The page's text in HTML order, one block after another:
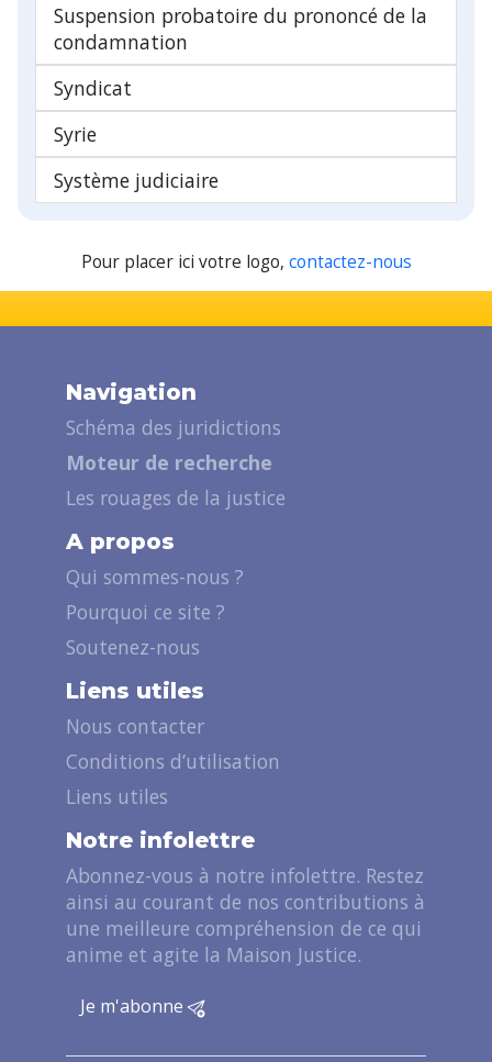
Suspension probatoire du prononcé de la
condamnation
Syndicat
Syrie
Système judiciaire
Pour placer ici votre logo, contactez-nous
Navigation
Schéma des juridictions
Moteur de recherche
Les rouages de la justice
A propos
Qui sommes-nous ?
Pourquoi ce site ?
Soutenez-nous
Liens utiles
Nous contacter
Conditions d’utilisation
Liens utiles
Notre infolettre
Abonnez-vous à notre infolettre. Restez
ainsi au courant de nos contributions à
une meilleure compréhension de ce qui
anime et agite la Maison Justice.
Je m'abonne